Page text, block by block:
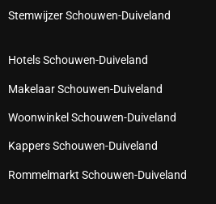
Stemwijzer Schouwen-Duiveland
Hotels Schouwen-Duiveland
Makelaar Schouwen-Duiveland
Woonwinkel Schouwen-Duiveland
Kappers Schouwen-Duiveland
Rommelmarkt Schouwen-Duiveland